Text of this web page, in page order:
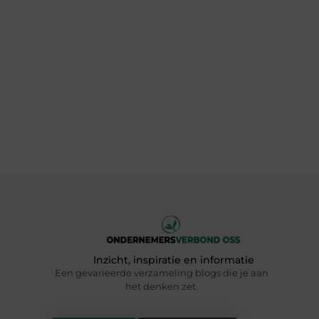
Inzicht, inspiratie en informatie
Een gevarieerde verzameling blogs die je aan
het denken zet.